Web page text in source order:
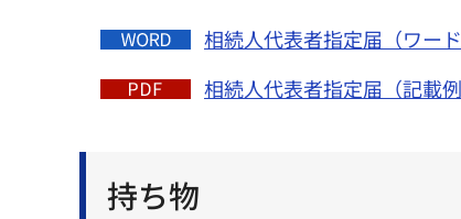
相続人代表者指定届（ワード
相続人代表者指定届（記載例
持ち物